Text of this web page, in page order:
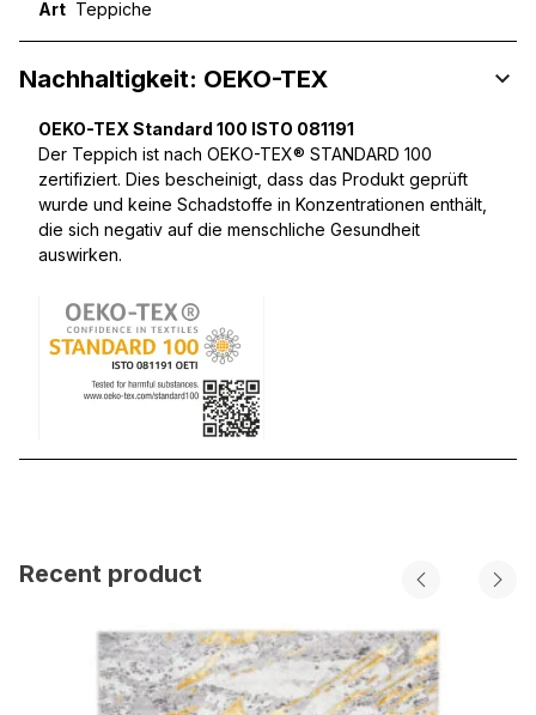
Art Teppiche
Nachhaltigkeit: OEKO-TEX
OEKO-TEX Standard 100 ISTO 081191
Der Teppich ist nach OEKO-TEX® STANDARD 100
zertifiziert. Dies bescheinigt, dass das Produkt geprüft
wurde und keine Schadstoffe in Konzentrationen enthält,
die sich negativ auf die menschliche Gesundheit
auswirken.
Recent product